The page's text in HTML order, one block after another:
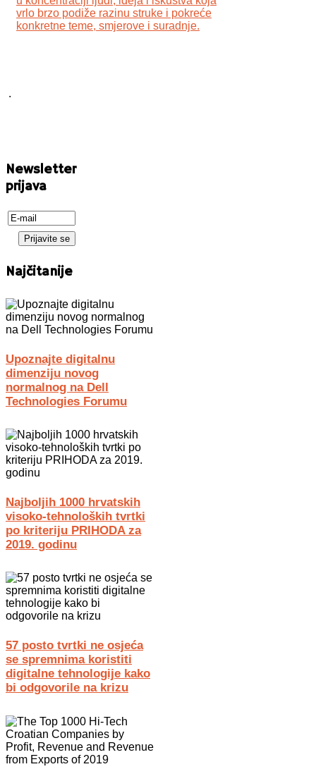
vrlo brzo podiže razinu struke i pokreće
konkretne teme, smjerove i suradnje.
.
Newsletter
prijava
Najčitanije
Upoznajte digitalnu
dimenziju novog
normalnog na Dell
Technologies Forumu
Najboljih 1000 hrvatskih
visoko-tehnoloških tvrtki
po kriteriju PRIHODA za
2019. godinu
57 posto tvrtki ne osjeća
se spremnima koristiti
digitalne tehnologije kako
bi odgovorile na krizu